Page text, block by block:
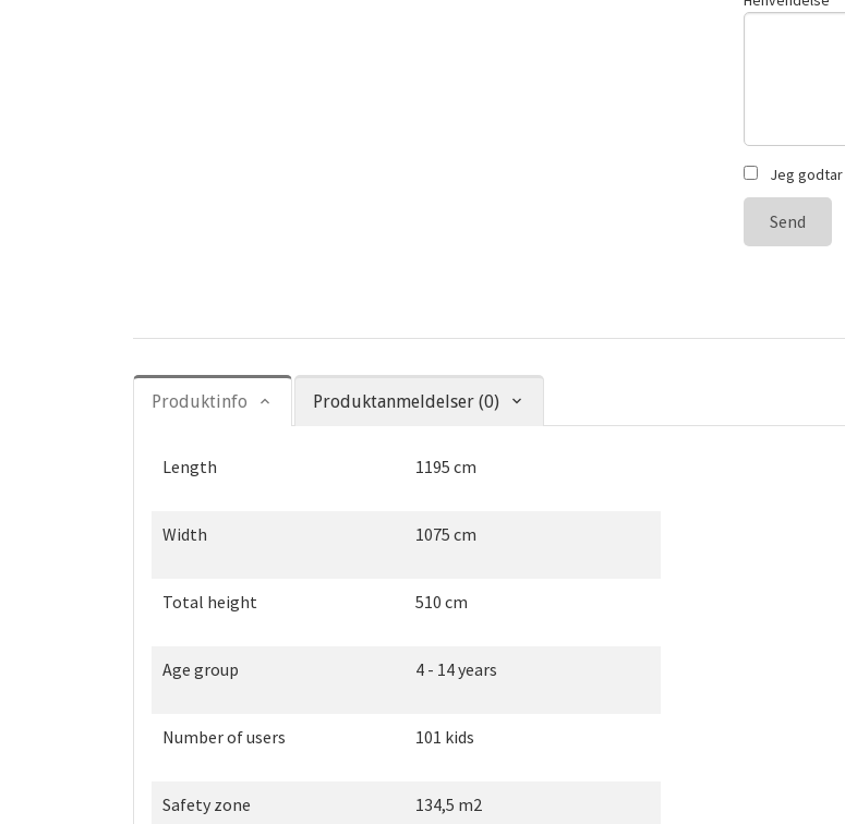
Jeg godtar
Send
Produktinfo Produktanmeldelser (0)
Length 1195 cm
Width 1075 cm
Total height 510 cm
Age group 4 - 14 years
Number of users 101 kids
Safety zone 134,5 m2